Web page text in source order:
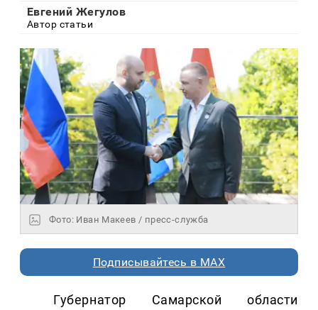
Евгений Жегулов
Автор статьи
Фото: Иван Макеев / пресс-служба
Подписывайтесь в MAX
Губернатор Самарской области